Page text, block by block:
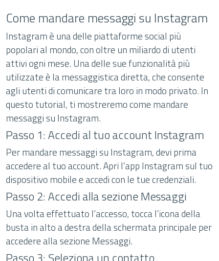
Come mandare messaggi su Instagram
Instagram è una delle piattaforme social più
popolari al mondo, con oltre un miliardo di utenti
attivi ogni mese. Una delle sue funzionalità più
utilizzate è la messaggistica diretta, che consente
agli utenti di comunicare tra loro in modo privato. In
questo tutorial, ti mostreremo come mandare
messaggi su Instagram.
Passo 1: Accedi al tuo account Instagram
Per mandare messaggi su Instagram, devi prima
accedere al tuo account. Apri l’app Instagram sul tuo
dispositivo mobile e accedi con le tue credenziali.
Passo 2: Accedi alla sezione Messaggi
Una volta effettuato l’accesso, tocca l’icona della
busta in alto a destra della schermata principale per
accedere alla sezione Messaggi.